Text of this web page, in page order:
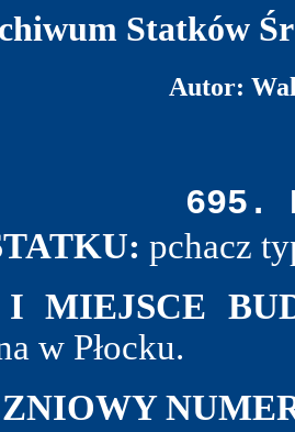
Statków
Autor:
695.
pchacz
MIEJSCE
w Płocku.